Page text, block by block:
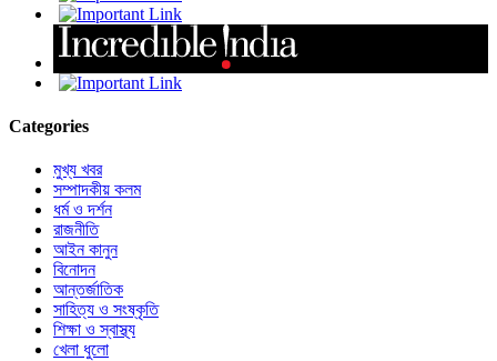
Categories
মুখ্য খবর
সম্পাদকীয় কলম
ধর্ম ও দর্শন
রাজনীতি
আইন কানুন
বিনোদন
আন্তর্জাতিক
সাহিত্য ও সংষ্কৃতি
শিক্ষা ও স্বাস্থ্য
খেলা ধুলো